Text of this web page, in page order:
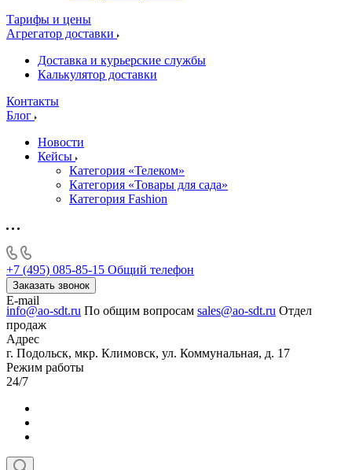
Тарифы и цены
Агрегатор доставки
Доставка и курьерские службы
Калькулятор доставки
Контакты
Блог
Новости
Кейсы
Категория «Телеком»
Категория «Товары для сада»
Категория Fashion
+7 (495) 085-85-15 Общий телефон
Заказать звонок
E-mail
info@ao-sdt.ru По общим вопросам sales@ao-sdt.ru Отдел
продаж
Адрес
г. Подольск, мкр. Климовск, ул. Коммунальная, д. 17
Режим работы
24/7